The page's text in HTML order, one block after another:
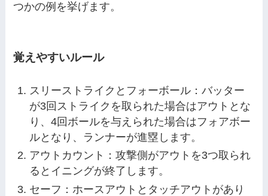
つかの例を挙げます。
覚えやすいルール
スリーストライクとフォーボール：バッター
が3回ストライクを取られた場合はアウトとな
り、4回ボールを与えられた場合はフォアボー
ルとなり、ランナーが進塁します。
アウトカウント：攻撃側がアウトを3つ取られ
るとイニングが終了します。
セーフ：ホースアウトとタッチアウトがあり